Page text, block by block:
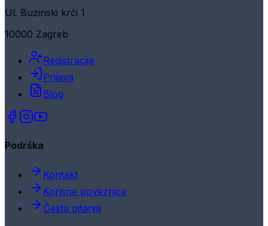
Ul. Buzinski krči 1
10000 Zagreb
Registracija
Prijava
Blog
Podrška
Kontakt
Korisne poveznice
Česta pitanja